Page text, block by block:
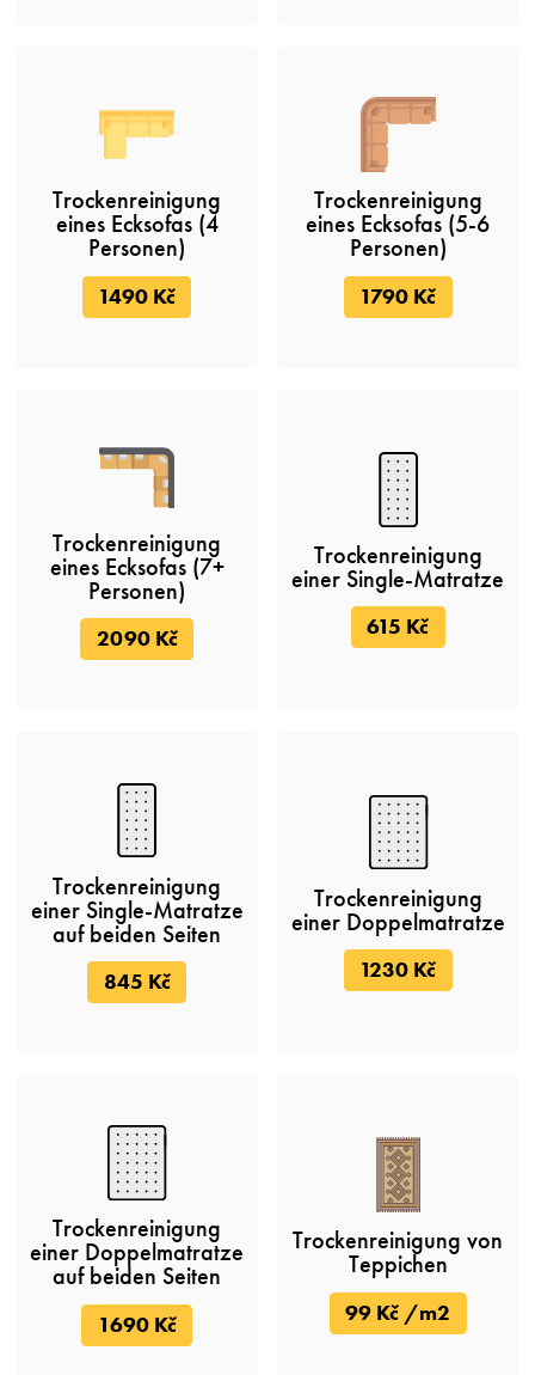
Trockenreinigung
eines Ecksofas (4
Personen)
1490 Kč
Trockenreinigung
eines Ecksofas (5-6
Personen)
1790 Kč
Trockenreinigung
eines Ecksofas (7+
Personen)
2090 Kč
Trockenreinigung
einer Single-Matratze
615 Kč
Trockenreinigung
einer Single-Matratze
auf beiden Seiten
845 Kč
Trockenreinigung
einer Doppelmatratze
1230 Kč
Trockenreinigung
einer Doppelmatratze
auf beiden Seiten
1690 Kč
Trockenreinigung von
Teppichen
99 Kč /m2